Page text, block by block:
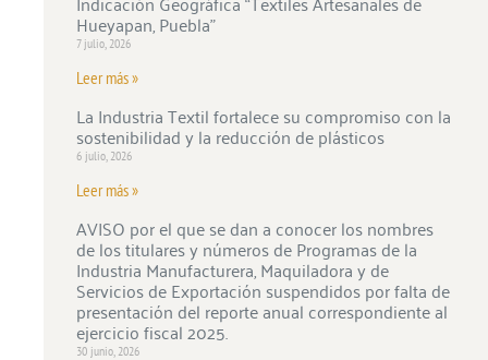
Hueyapan, Puebla”
7 julio, 2026
Leer más »
La Industria Textil fortalece su compromiso con la
sostenibilidad y la reducción de plásticos
6 julio, 2026
Leer más »
AVISO por el que se dan a conocer los nombres
de los titulares y números de Programas de la
Industria Manufacturera, Maquiladora y de
Servicios de Exportación suspendidos por falta de
presentación del reporte anual correspondiente al
ejercicio fiscal 2025.
30 junio, 2026